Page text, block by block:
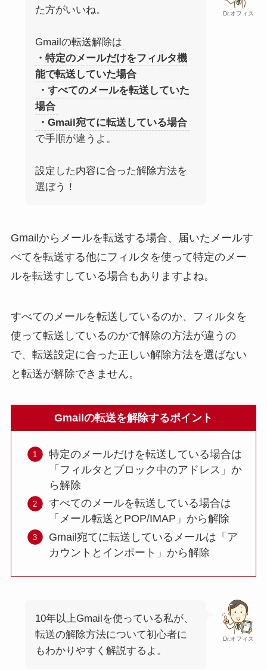
Dr.オフィス
た方がいいね。
Gmailの転送解除は
・特定のメールだけをフィルタ機
能で転送していた場合
・すべてのメールを転送していた
場合
・Gmail宛てに転送している場合
で手順が違うよ。
設定した内容に合った解除方法を
選ぼう！
Gmailからメールを転送する場合、届いたメールす
べてを転送する他にフィルタを使って特定のメー
ルを転送すしている場合もありますよね。
すべてのメールを転送しているのか、フィルタを
使って転送しているのかで解除の方法が違うの
で、転送設定に合った正しい解除方法を選ばない
と転送が解除できません。
Gmailの転送を解除するポイント
特定のメールだけを転送している場合は
「フィルタとブロック中のアドレス」か
ら解除
すべてのメールを転送している場合は
「メール転送とPOP/IMAP」から解除
Gmail宛てに転送しているメールは「ア
カウントとインポート」から解除
Dr.オフィス
10年以上Gmailを使っている私が、
転送の解除方法について初心者に
もわかりやすく解説するよ。